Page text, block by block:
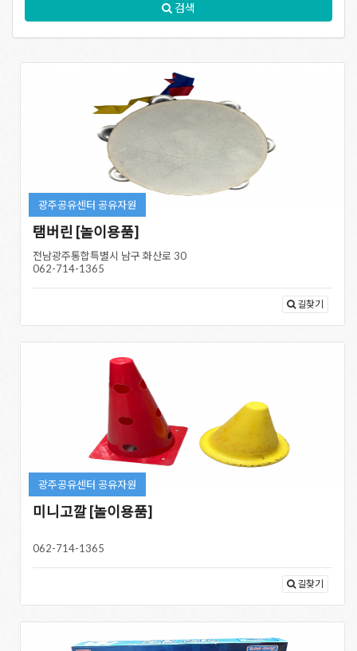
검색
광주공유센터 공유자원
탬버린 [놀이용품]
전남광주통합특별시 남구 화산로 30
062-714-1365
길찾기
광주공유센터 공유자원
미니고깔 [놀이용품]
062-714-1365
길찾기